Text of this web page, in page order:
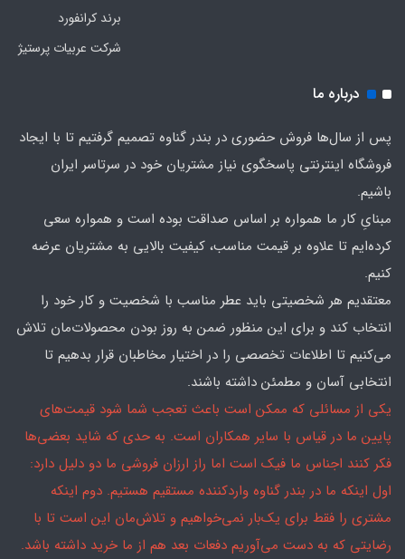
برند کرانفورد
شرکت عربیات پرستیژ
درباره ما
پس از سال‌ها فروش حضوری در بندر گناوه تصمیم گرفتیم تا با ایجاد
فروشگاه اینترنتی پاسخگوی نیاز مشتریان خود در سرتاسر ایران
باشیم.
مبنایِ کار ما همواره بر اساس صداقت بوده است و همواره سعی
کرده‌ایم تا علاوه بر قیمت مناسب، کیفیت بالایی به مشتریان عرضه
کنیم.
معتقدیم هر شخصیتی باید عطر مناسب با شخصیت و کار خود را
انتخاب کند و برای این منظور ضمن به روز بودن محصولات‌مان تلاش
می‌کنیم تا اطلاعات تخصصی را در اختیار مخاطبان قرار بدهیم تا
انتخابی آسان و مطمئن داشته باشند.
یکی از مسائلی که ممکن است باعث تعجب شما شود قیمت‌های
پایین ما در قیاس با سایر همکاران است. به حدی که شاید بعضی‌ها
فکر کنند اجناس ما فیک است اما راز ارزان فروشی ما دو دلیل دارد:
اول اینکه ما در بندر گناوه واردکننده مستقیم هستیم. دوم اینکه
مشتری را فقط برای یک‌بار نمی‌خواهیم و تلاش‌مان این است تا با
رضایتی که به دست می‌آوریم دفعات بعد هم از ما خرید داشته باشد.